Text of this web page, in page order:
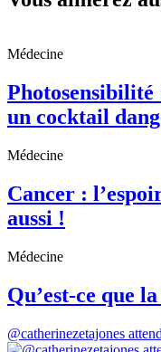
Médecine
Photosensibilité
un cocktail
Médecine
Cancer :
aussi !
Médecine
Qu’est-ce que
@catherinezetajones